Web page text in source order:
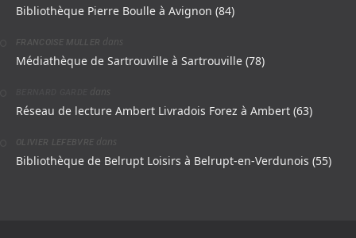
Bibliothèque Pierre Boulle à Avignon (84)
FRANCOISE MULLER dans
Médiathèque de Sartrouville à Sartrouville (78)
dans
Réseau de lecture Ambert Livradois Forez à Ambert (63)
OLIVIER LEFEBVRE dans
Bibliothèque de Belrupt Loisirs à Belrupt-en-Verdunois (55)